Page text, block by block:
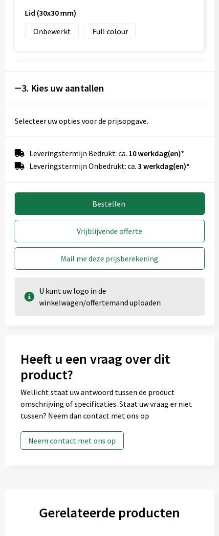
Lid (30x30 mm)
Onbewerkt
Full colour
Onbewerkt
1
Voorkant (30x80 mm)
1
2
3
4 Graveren
3. Kies uw aantallen
Selecteer uw opties voor de prijsopgave.
Leveringstermijn Bedrukt: ca. 10 werkdag(en)*
Leveringstermijn Onbedrukt: ca. 3 werkdag(en)*
Bestellen
Vrijblijvende offerte
Mail me deze prijsberekening
U kunt uw logo in de
winkelwagen/offertemand uploaden
Heeft u een vraag over dit
product?
Wellicht staat uw antwoord tussen de product
omschrijving of specificaties. Staat uw vraag er niet
tussen? Neem dan contact met ons op
Neem contact met ons op
Gerelateerde producten